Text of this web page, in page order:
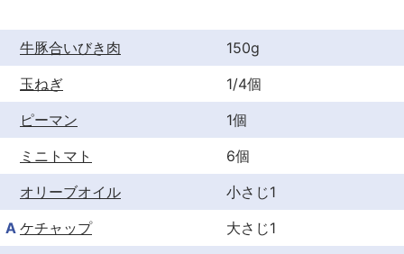
牛豚合いびき肉
150g
玉ねぎ
1/4個
ピーマン
1個
ミニトマト
6個
オリーブオイル
小さじ1
A ケチャップ
大さじ1